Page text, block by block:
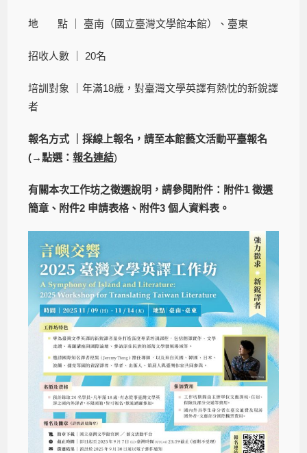
地 點 ｜ 臺南（國立臺灣文學館本館）、臺東
招收人數 ｜ 20名
培訓對象 ｜年滿18歲，對臺灣文學英譯有熱忱的新銳譯
者
報名方式 ｜採線上報名，請至本館藝文活動平臺報名
(→點選：報名連結)
有關本次工作坊之徵選說明，請參閱附件： 附件1徵選
簡章、附件2 申請表格、附件3 個人資料表。